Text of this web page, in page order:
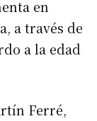
en
a través de
a la edad
Ferré,